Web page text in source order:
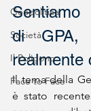
Geopolitica
Società
Il Poligono
Face to Face
Sentiamo
di GPA,
realmente
Il tema della
è stato